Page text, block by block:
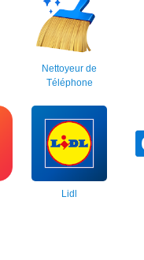
Nettoyeur de
Téléphone
Lidl